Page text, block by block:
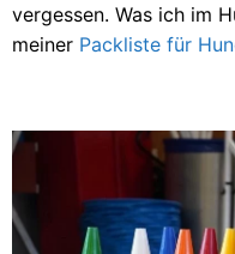
vergessen. Was ich im
meiner Packliste für